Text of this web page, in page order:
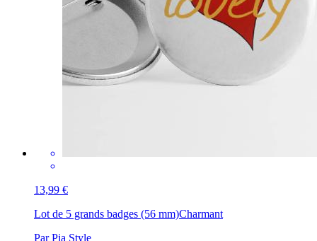
13,99 €
Lot de 5 grands badges (56 mm)Charmant
Par Pia Style